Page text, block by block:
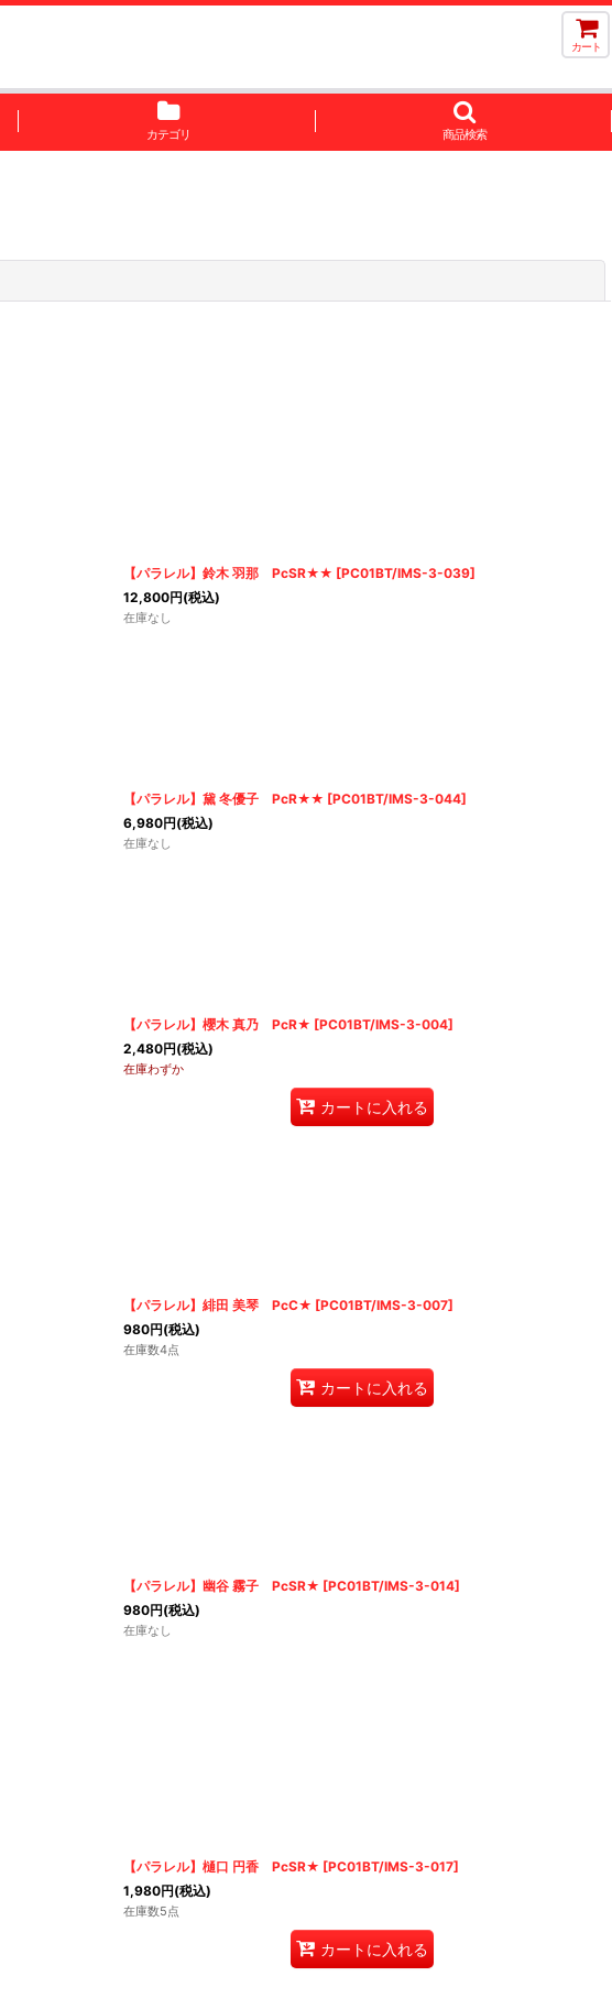
カート
カテゴリ 商品検索
【パラレル】鈴木 羽那 PcSR★★ [PC01BT/IMS-3-039]
12,800円(税込)
在庫なし
【パラレル】黛 冬優子 PcR★★ [PC01BT/IMS-3-044]
6,980円(税込)
在庫なし
【パラレル】櫻木 真乃 PcR★ [PC01BT/IMS-3-004]
2,480円(税込)
在庫わずか
カートに入れる
【パラレル】緋田 美琴 PcC★ [PC01BT/IMS-3-007]
980円(税込)
在庫数4点
カートに入れる
【パラレル】幽谷 霧子 PcSR★ [PC01BT/IMS-3-014]
980円(税込)
在庫なし
【パラレル】樋口 円香 PcSR★ [PC01BT/IMS-3-017]
1,980円(税込)
在庫数5点
カートに入れる